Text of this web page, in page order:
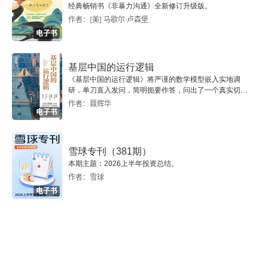
049 先思考再发言。
051 有事求人的同时要有被拒绝的觉悟。
052 制作连小学生也能看懂的图表。
053 通过故事解释动机。
054 像搭讪一样写文章。
055 安装“齐心协力”的按钮。
电子书
经典畅销书《非暴力沟通》全新修订升级版。
作者：[美] 马歇尔·卢森堡
电子书
基层中国的运行逻辑
《基层中国的运行逻辑》将严谨的数学模型嵌入实地调
研，单刀直入发问，简明扼要作答，问出了一个真实切近
的基层中国。
作者：聂辉华
电子书
雪球专刊（381期）
本期主题：2026上半年投资总结。
作者：雪球